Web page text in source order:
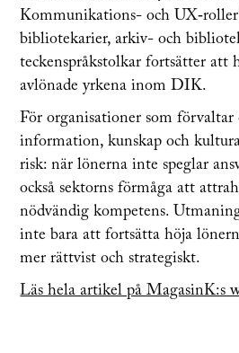
Kommunikations- och
bibliotekarier, arkiv- och
teckenspråkstolkar fortsätter att
avlönade yrkena inom DIK.
För organisationer som förvaltar
information, kunskap och
risk: när lönerna inte speglar
också sektorns förmåga att
nödvändig kompetens.
inte bara att fortsätta höja
mer rättvist och strategiskt.
Läs hela artikel på MagasinK:s